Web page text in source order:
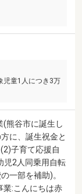
児童1人につき3万
熊谷市に誕生し
に、誕生祝金と
子育て応援自
児2人同乗用自転
一部を補助)。
業:こんにちは赤